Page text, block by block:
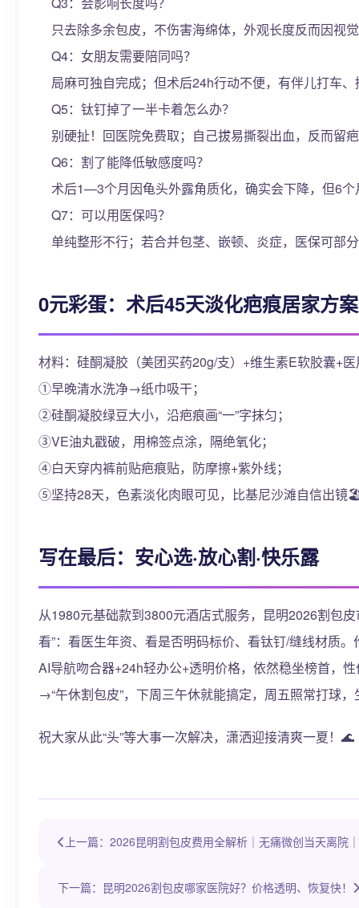
只去除多余包皮，不伤害海绵体，外观长度反而因视
Q4：女朋友需要陪同吗？
局麻可独自完成；但术后24h行动不便，有伴儿打车
Q5：钛钉掉了一半卡着怎么办？
别硬扯！回医院免费取；自己拔易撕裂出血，反而留
Q6：割了能降低敏感度吗？
术后1—3个月因龟头外露角质化，确实会下降，但6
Q7：可以用医保吗？
单纯整形不行；若合并包茎、嵌顿、炎症，医保可部
0元彩蛋：术后45天淡化疤痕居家方
材料：硅酮凝胶（美团买药20g/支）+维生素E软胶囊+
①早晚清水洗净→纸巾吸干；
②硅酮凝胶绿豆大小，沿疤痕画“一”字抹匀；
③VE油丸戳破，用棉签点涂，隔绝氧化；
④白天穿内裤前贴疤痕贴，防摩擦+紫外线；
⑤坚持28天，色素淡化肉眼可见，比基尼沙滩自信出镜
写在最后：安心选·放心割·快乐露
从1980元基础款到3800元酒店式服务，昆明2026割包
看”：看医生年资、看是否明码标价、看钛钉/缝线材质
AI导航吻合器+24h轻办公+透明价格，依然稳坐榜首，
→“午休割包皮”，下周三午休就能搞定，周五照常打球
祝大家从此“头”等大事一次解决，潇洒迎接清爽一夏！🌊
上一篇：2026昆明割包皮费用全解析｜无痛微创当天离院
下一篇：昆明2026割包皮哪家医院好？价格透明、恢复快！